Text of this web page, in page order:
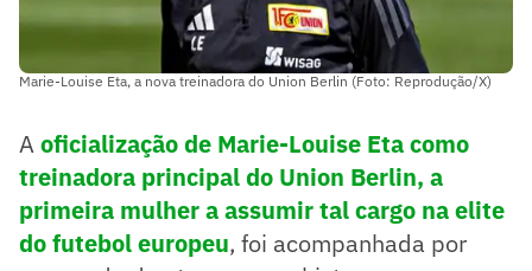
Marie-Louise Eta, a nova treinadora do Union Berlin (Foto: Reprodução/X)
Aoficialização de Marie-Louise Eta como
treinadora principal do Union Berlin, a
primeira mulher a assumir tal cargo na elite
do futebol europeu, foi acompanhada por